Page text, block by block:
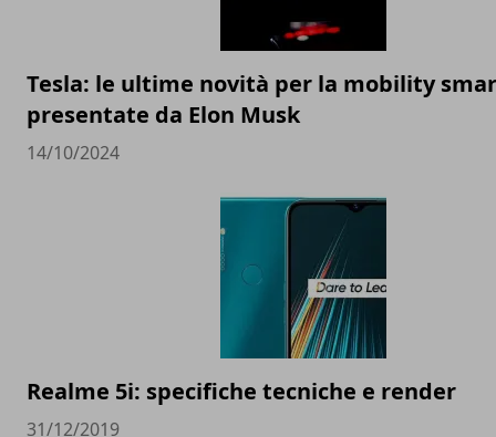
Tesla: le ultime novità per la mobility
presentate da Elon Musk
14/10/2024
Realme 5i: specifiche tecniche e render
31/12/2019